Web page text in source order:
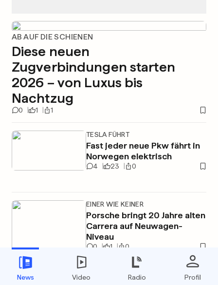
AB AUF DIE SCHIENEN
Diese neuen
Zugverbindungen starten
2026 – von Luxus bis
Nachtzug
0 1 1
TESLA FÜHRT
Fast jeder neue Pkw fährt in
Norwegen elektrisch
4 23 0
EINER WIE KEINER
Porsche bringt 20 Jahre alten
Carrera auf Neuwagen-
Niveau
0 1 0
News Video Radio Profil